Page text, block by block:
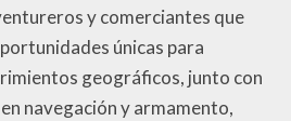
y comerciantes que
únicas para
geográficos, junto con
navegación y armamento,